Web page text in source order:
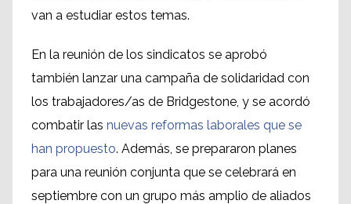
van a estudiar estos temas.
En la reunión de los sindicatos se aprobó
también lanzar una campaña de solidaridad con
los trabajadores/as de Bridgestone, y se acordó
combatir las nuevas reformas laborales que se
han propuesto. Además, se prepararon planes
para una reunión conjunta que se celebrará en
septiembre con un grupo más amplio de aliados